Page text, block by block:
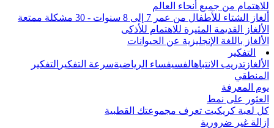
للاهتمام من جميع أنحاء العالم
ألغاز الشتاء للأطفال من عمر 7 إلى 8 سنوات - 30 مشكلة ممتعة
الألغاز القديمة المثيرة للاهتمام للأذكى
الألغاز باللغة الإنجليزية عن الحيوانات
التفكير
الألغاز تدريب الانتباهالفسيفساء الرياضيةسرعة التفكير التفكير
المنطقي
يوم المعرفة
العثور على نمط
كل لعبة كريكيت تعرف مجموعتك القطبية
إزالة غير ضرورية